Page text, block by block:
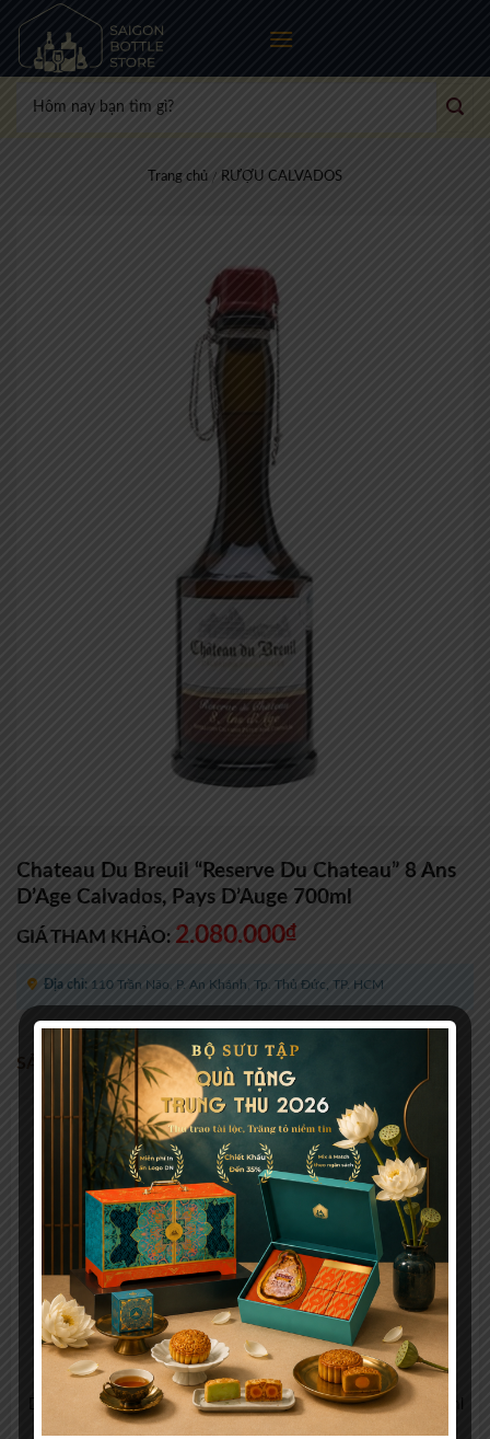
content
kiếm:
Trang chủ / RƯỢU CALVADOS
Chateau Du Breuil “Reserve Du Chateau” 8 Ans
D’Age Calvados, Pays D’Auge 700ml
GIÁ THAM KHẢO: 2.080.000₫
Địa chỉ: 110 Trần Não, P. An Khánh, Tp. Thủ Đức, TP. HCM
SẢN PHẨM TƯƠNG TỰ
Chateau Du Breuil 15 Ans
D’Age Calvados, Pays D’Auge
700ml
Chateau Du Breuil Fine
Calvados, Pays D’Auge 700ml